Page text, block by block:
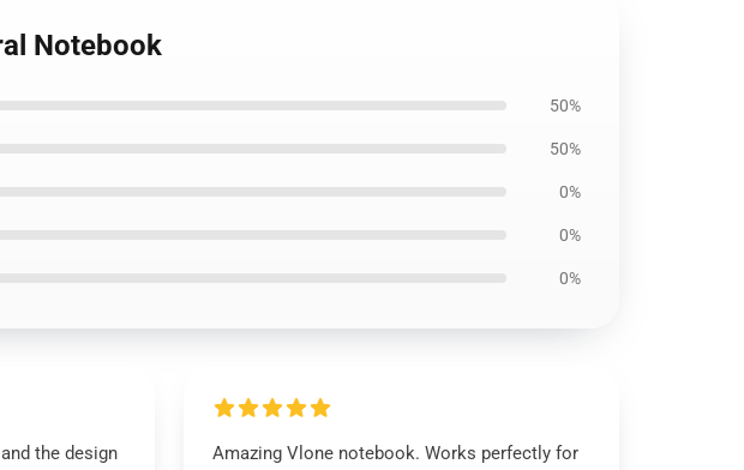
Notebook
50%
50%
0%
0%
0%
the design
Amazing Vlone notebook. Works perfectly for